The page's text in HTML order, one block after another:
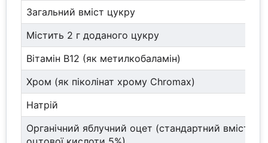
Загальний вміст цукру
Містить 2 г доданого цукру
Вітамін B12 (як метилкобаламін)
Хром (як піколінат хрому Chromax)
Натрій
Органічний яблучний оцет (стандартний вміст